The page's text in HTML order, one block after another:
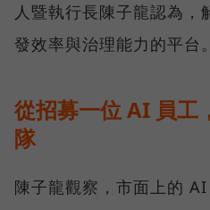
人暨執行長陳子龍認為，
發效率與治理能力的平台。
從招募一位 AI 員工
隊
陳子龍觀察，市面上的